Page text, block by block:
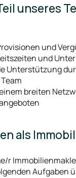
unseres
und
und
Unterstützung
breiten
als
r
Aufgaben